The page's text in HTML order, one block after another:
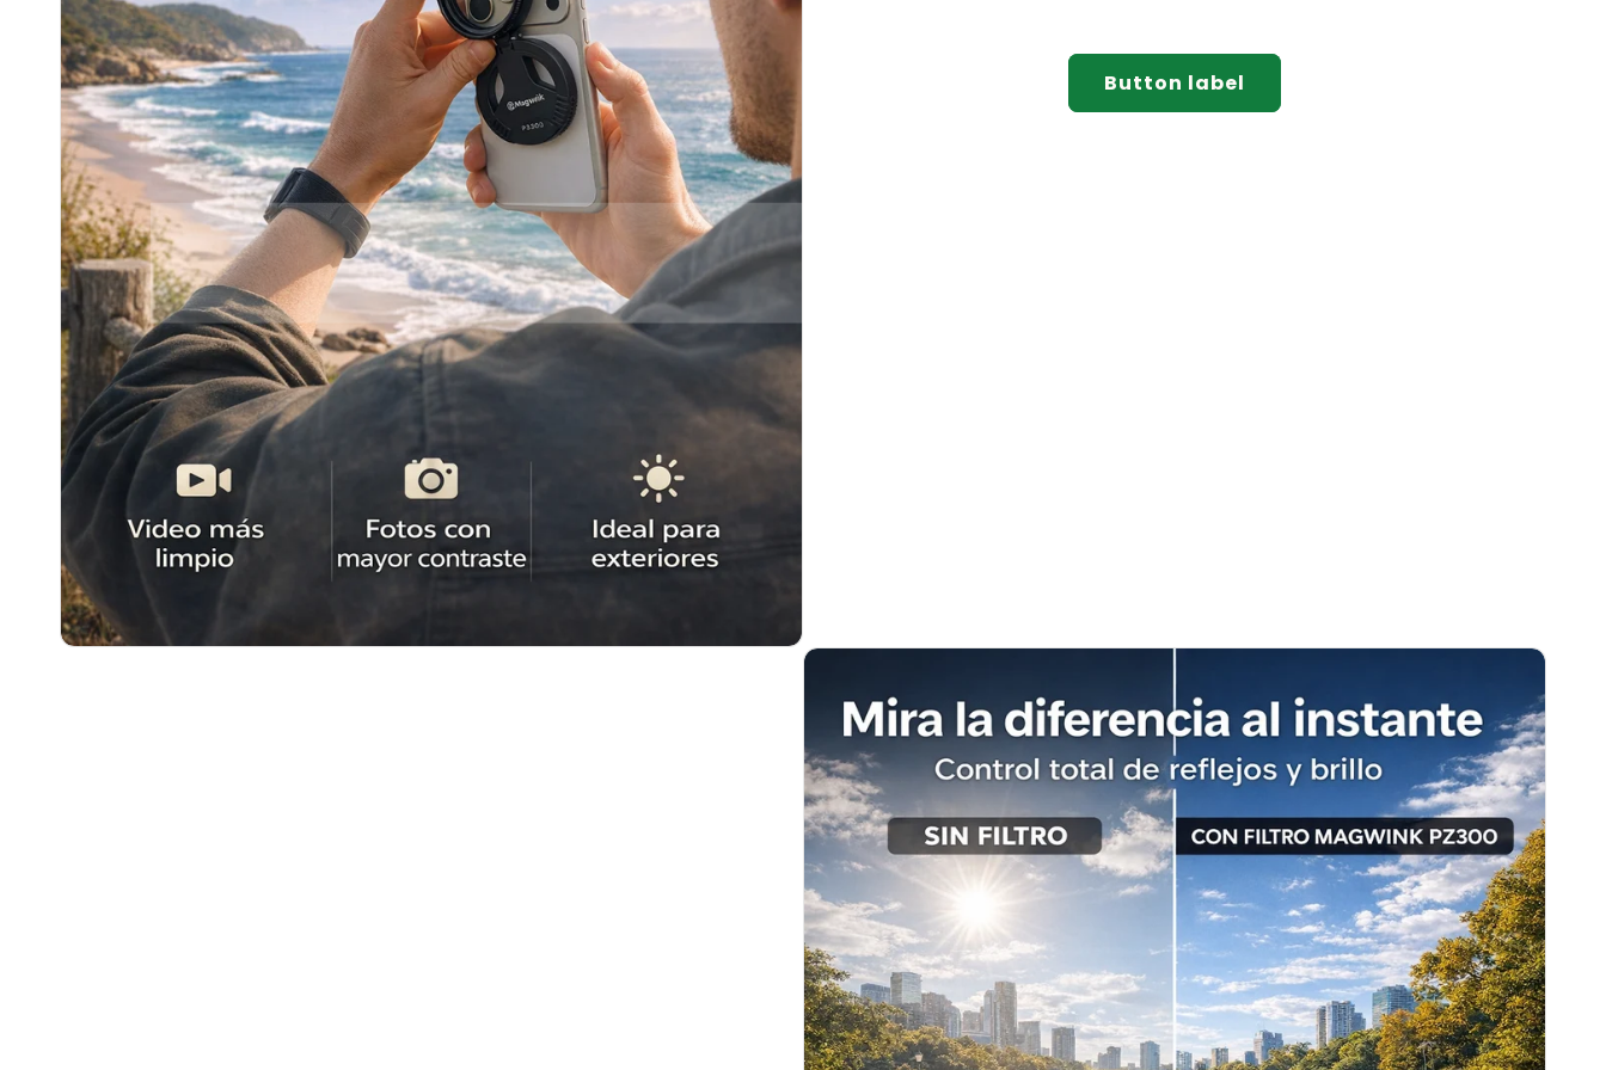
Button label